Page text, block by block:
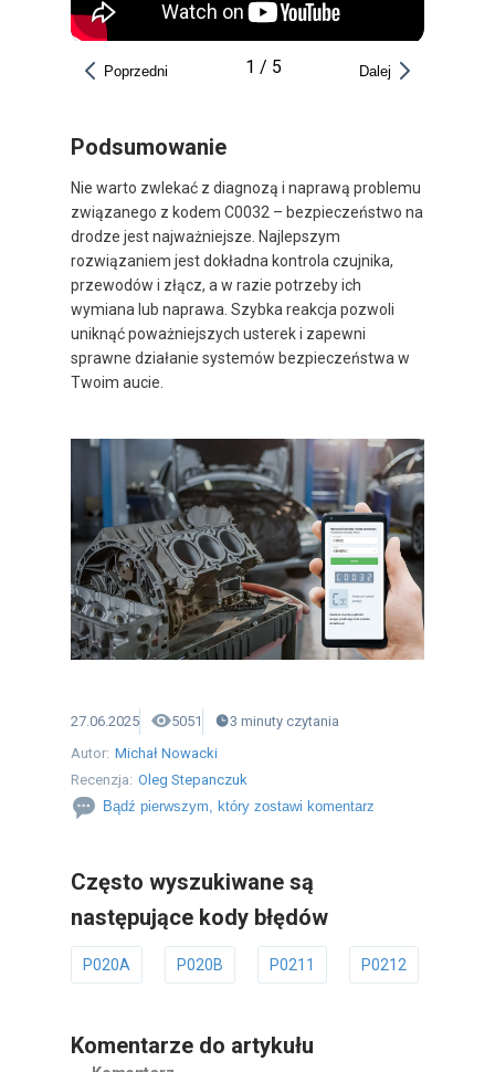
Poprzedni 1 / 5 Dalej
Podsumowanie
Nie warto zwlekać z diagnozą i naprawą problemu
związanego z kodem C0032 – bezpieczeństwo na
drodze jest najważniejsze. Najlepszym
rozwiązaniem jest dokładna kontrola czujnika,
przewodów i złącz, a w razie potrzeby ich
wymiana lub naprawa. Szybka reakcja pozwoli
uniknąć poważniejszych usterek i zapewni
sprawne działanie systemów bezpieczeństwa w
Twoim aucie.
27.06.2025 5051 3 minuty czytania
Autor: Michał Nowacki
Recenzja: Oleg Stepanczuk
Bądź pierwszym, który zostawi komentarz
Często wyszukiwane są
następujące kody błędów
P020A P020B P0211 P0212
Komentarze do artykułu